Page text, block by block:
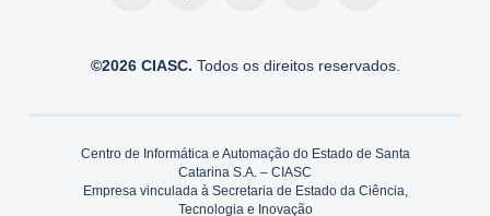
©2026 CIASC. Todos os direitos reservados.
Centro de Informática e Automação do Estado de Santa
Catarina S.A. – CIASC
Empresa vinculada à Secretaria de Estado da Ciência,
Tecnologia e Inovação